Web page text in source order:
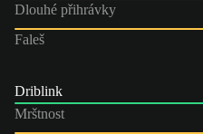
Dlouhé přihrávky
Faleš
Driblink
Mrštnost